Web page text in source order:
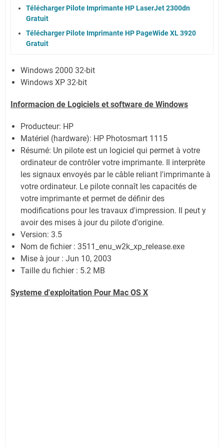
Télécharger Pilote Imprimante HP LaserJet 2300dn
Gratuit
Télécharger Pilote Imprimante HP PageWide XL 3920
Gratuit
Windows 2000 32-bit
Windows XP 32-bit
Informacion de Logiciels et software de Windows
Producteur: HP
Matériel (hardware): HP Photosmart 1115
Résumé: Un pilote est un logiciel qui permet à votre
ordinateur de contrôler votre imprimante. Il interprète
les signaux envoyés par le câble reliant l'imprimante à
votre ordinateur. Le pilote connaît les capacités de
votre imprimante et permet de définir des
modifications pour les travaux d'impression. Il peut y
avoir des mises à jour du pilote d'origine.
Version: 3.5
Nom de fichier : 3511_enu_w2k_xp_release.exe
Mise à jour : Jun 10, 2003
Taille du fichier : 5.2 MB
Systeme d'exploitation Pour Mac OS X